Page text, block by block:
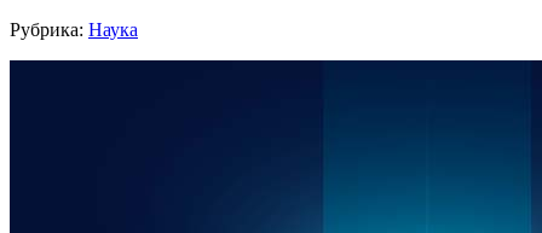
Рубрика: Наука